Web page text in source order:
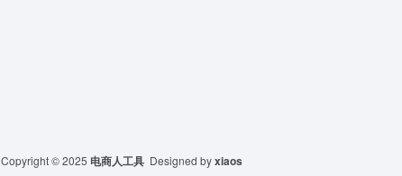
Copyright © 2025 电商人工具 Designed byxiaos